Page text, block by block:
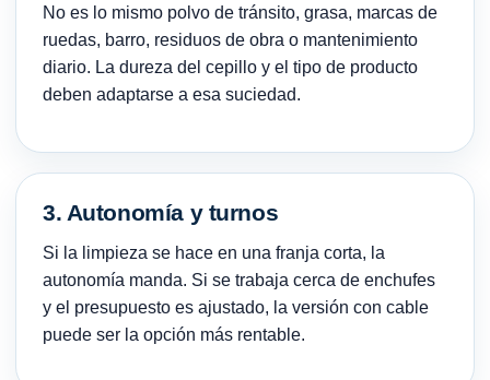
No es lo mismo polvo de tránsito, grasa, marcas de
ruedas, barro, residuos de obra o mantenimiento
diario. La dureza del cepillo y el tipo de producto
deben adaptarse a esa suciedad.
3. Autonomía y turnos
Si la limpieza se hace en una franja corta, la
autonomía manda. Si se trabaja cerca de enchufes
y el presupuesto es ajustado, la versión con cable
puede ser la opción más rentable.